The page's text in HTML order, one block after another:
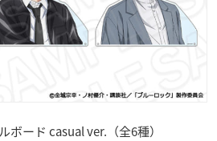
ボード casual ver.（全6種）